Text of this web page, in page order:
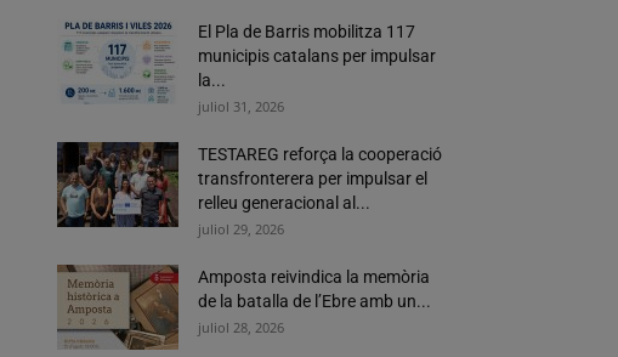
El Pla de Barris mobilitza 117
municipis catalans per impulsar
la...
juliol 31, 2026
TESTAREG reforça la cooperació
transfronterera per impulsar el
relleu generacional al...
juliol 29, 2026
Amposta reivindica la memòria
de la batalla de l’Ebre amb un...
juliol 28, 2026